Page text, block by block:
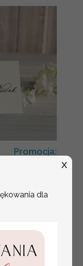
Promocja:
dla
X